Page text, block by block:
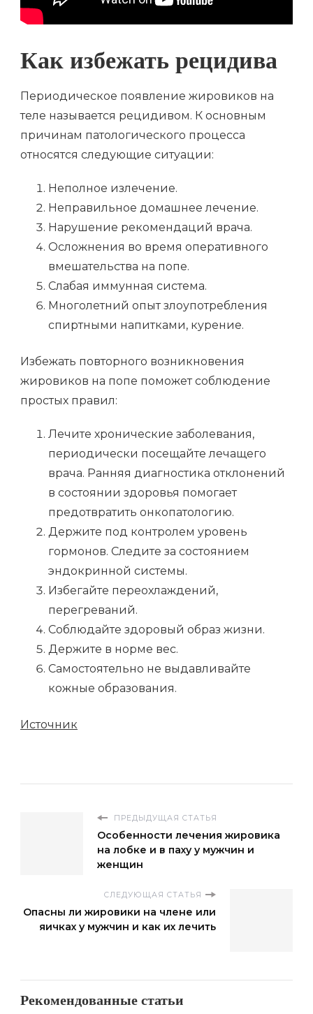
Как избежать рецидива
Периодическое появление жировиков на
теле называется рецидивом. К основным
причинам патологического процесса
относятся следующие ситуации:
Неполное излечение.
Неправильное домашнее лечение.
Нарушение рекомендаций врача.
Осложнения во время оперативного
вмешательства на попе.
Слабая иммунная система.
Многолетний опыт злоупотребления
спиртными напитками, курение.
Избежать повторного возникновения
жировиков на попе поможет соблюдение
простых правил:
Лечите хронические заболевания,
периодически посещайте лечащего
врача. Ранняя диагностика отклонений
в состоянии здоровья помогает
предотвратить онкопатологию.
Держите под контролем уровень
гормонов. Следите за состоянием
эндокринной системы.
Избегайте переохлаждений,
перегреваний.
Соблюдайте здоровый образ жизни.
Держите в норме вес.
Самостоятельно не выдавливайте
кожные образования.
Источник
ПРЕДЫДУЩАЯ СТАТЬЯ
Особенности лечения жировика
на лобке и в паху у мужчин и
женщин
СЛЕДУЮЩАЯ СТАТЬЯ
Опасны ли жировики на члене или
яичках у мужчин и как их лечить
Рекомендованные статьи